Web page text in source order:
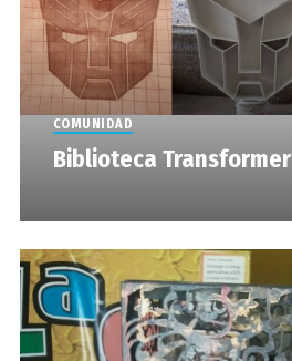
COMUNIDAD
Biblioteca Transformer